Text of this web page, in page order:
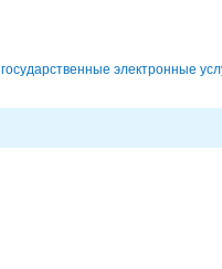
государственные электронные